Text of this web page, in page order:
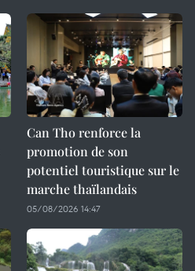
Can Tho renforce la
promotion de son
potentiel touristique sur le
marche thaïlandais
05/08/2026 14:47